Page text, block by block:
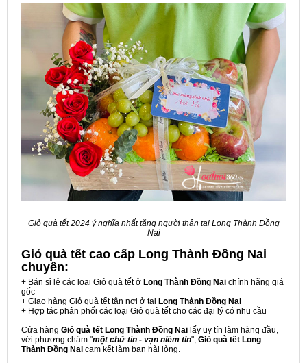
Giỏ quà tết 2024 ý nghĩa nhất tặng người thân tại Long Thành Đồng
Nai
Giỏ quà tết cao cấp Long Thành Đồng Nai
chuyên:
+ Bán sỉ lẻ các loại Giỏ quà tết ở Long Thành Đồng Nai chính hãng giá
gốc
+ Giao hàng Giỏ quà tết tận nơi ở tại Long Thành Đồng Nai
+ Hợp tác phân phối các loại Giỏ quà tết cho các đại lý có nhu cầu
Cửa hàng Giỏ quà tết Long Thành Đồng Nai lấy uy tín làm hàng đầu,
với phương châm "một chữ tín - vạn niềm tin", Giỏ quà tết Long
Thành Đồng Nai cam kết làm bạn hài lòng.